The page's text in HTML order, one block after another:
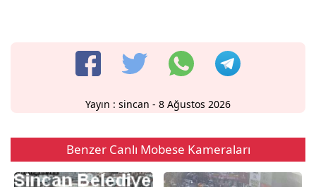
Yayın : sincan - 8 Ağustos 2026
Benzer Canlı Mobese Kameraları